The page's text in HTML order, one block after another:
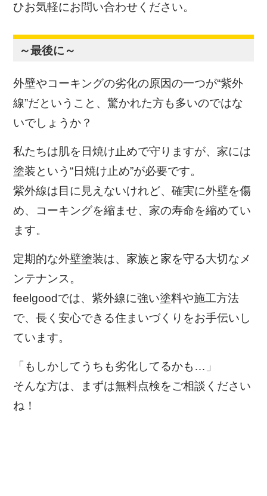
ひお気軽にお問い合わせください。
～最後に～
外壁やコーキングの劣化の原因の一つが“紫外
線”だということ、驚かれた方も多いのではな
いでしょうか？
私たちは肌を日焼け止めで守りますが、家には
塗装という“日焼け止め”が必要です。
紫外線は目に見えないけれど、確実に外壁を傷
め、コーキングを縮ませ、家の寿命を縮めてい
ます。
定期的な外壁塗装は、家族と家を守る大切なメ
ンテナンス。
feelgoodでは、紫外線に強い塗料や施工方法
で、長く安心できる住まいづくりをお手伝いし
ています。
「もしかしてうちも劣化してるかも…」
そんな方は、まずは無料点検をご相談ください
ね！